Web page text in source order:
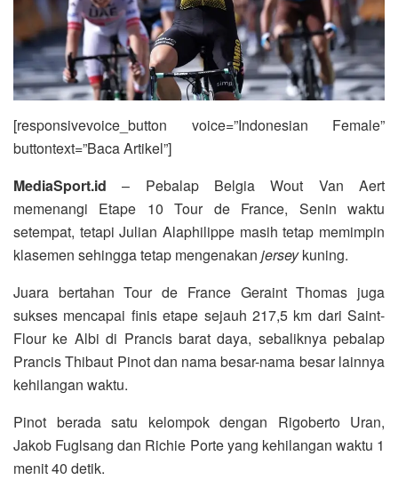
[responsivevoice_button voice=”Indonesian Female”
buttontext=”Baca Artikel”]
MediaSport.id – Pebalap Belgia Wout Van Aert
memenangi Etape 10 Tour de France, Senin waktu
setempat, tetapi Julian Alaphilippe masih tetap memimpin
klasemen sehingga tetap mengenakan jerseykuning.
Juara bertahan Tour de France Geraint Thomas juga
sukses mencapai finis etape sejauh 217,5 km dari Saint-
Flour ke Albi di Prancis barat daya, sebaliknya pebalap
Prancis Thibaut Pinot dan nama besar-nama besar lainnya
kehilangan waktu.
Pinot berada satu kelompok dengan Rigoberto Uran,
Jakob Fuglsang dan Richie Porte yang kehilangan waktu 1
menit 40 detik.